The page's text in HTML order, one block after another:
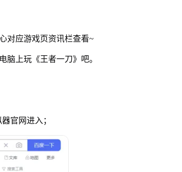
应游戏页资讯栏查看~
上玩《王者一刀》吧。
官网进入；